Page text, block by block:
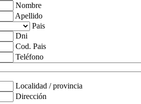
Nombre
Apellido
Pais
Dni
Cod. Pais
Teléfono
Localidad / provincia
Dirección